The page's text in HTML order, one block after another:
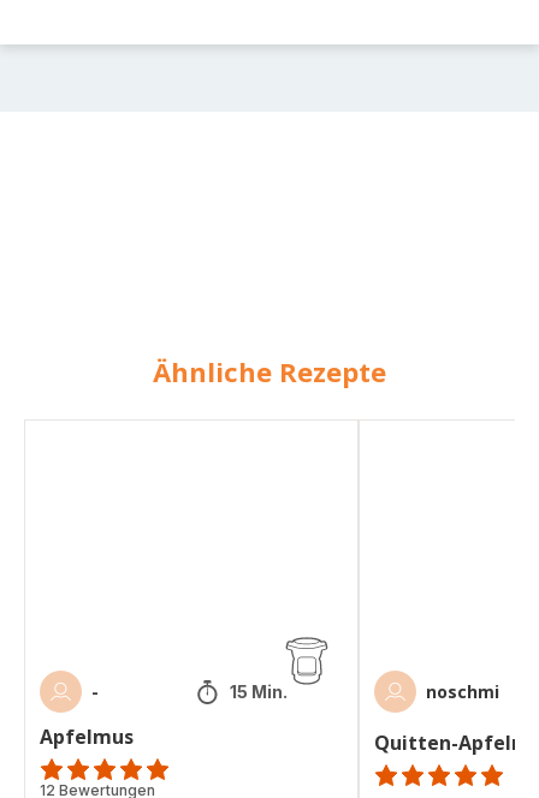
Ähnliche Rezepte
- 15 Min.
Apfelmus
Bewertung
12 Bewertungen
noschmi
Quitten-